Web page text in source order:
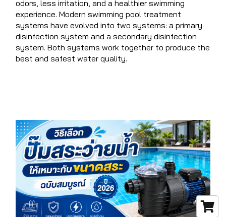
odors, less irritation, and a healthier swimming
experience. Modern swimming pool treatment
systems have evolved into two systems: a primary
disinfection system and a secondary disinfection
system. Both systems work together to produce the
best and safest water quality.